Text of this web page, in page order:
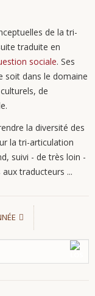
de la tri-
traduite en
sociale. Ses
soit dans le domaine
de
la diversité des
la tri-articulation
suivi - de très loin -
traducteurs ...